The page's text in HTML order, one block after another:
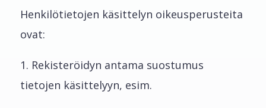
Henkilötietojen käsittelyn oikeusperusteita
ovat:
1. Rekisteröidyn antama suostumus
tietojen käsittelyyn, esim.